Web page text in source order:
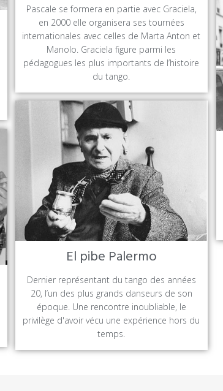
Pascale se formera en partie avec Graciela,
en 2000 elle organisera ses tournées
internationales avec celles de Marta Anton et
Manolo. Graciela figure parmi les
pédagogues les plus importants de l’histoire
du tango.
El pibe Palermo
Dernier représentant du tango des années
20, l’un des plus grands danseurs de son
époque. Une rencontre inoubliable, le
privilège d'avoir vécu une expérience hors du
temps.